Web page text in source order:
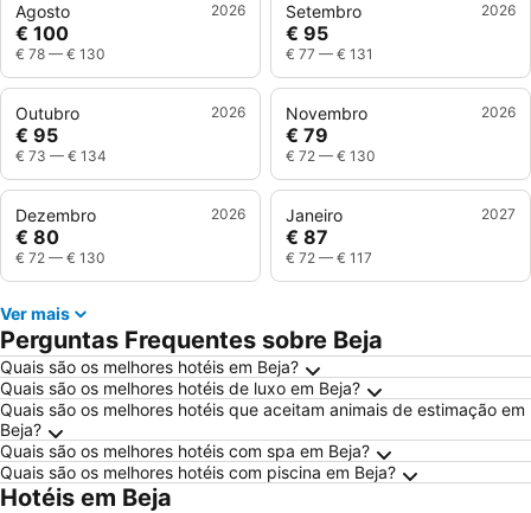
Agosto 2026
€ 100
€ 78 — € 130
Setembro 2026
€ 95
€ 77 — € 131
Outubro 2026
€ 95
€ 73 — € 134
Novembro 2026
€ 79
€ 72 — € 130
Dezembro 2026
€ 80
€ 72 — € 130
Janeiro 2027
€ 87
€ 72 — € 117
Ver mais
Perguntas Frequentes sobre Beja
Quais são os melhores hotéis em Beja?
Quais são os melhores hotéis de luxo em Beja?
Quais são os melhores hotéis que aceitam animais de estimação em
Beja?
Quais são os melhores hotéis com spa em Beja?
Quais são os melhores hotéis com piscina em Beja?
Hotéis em Beja